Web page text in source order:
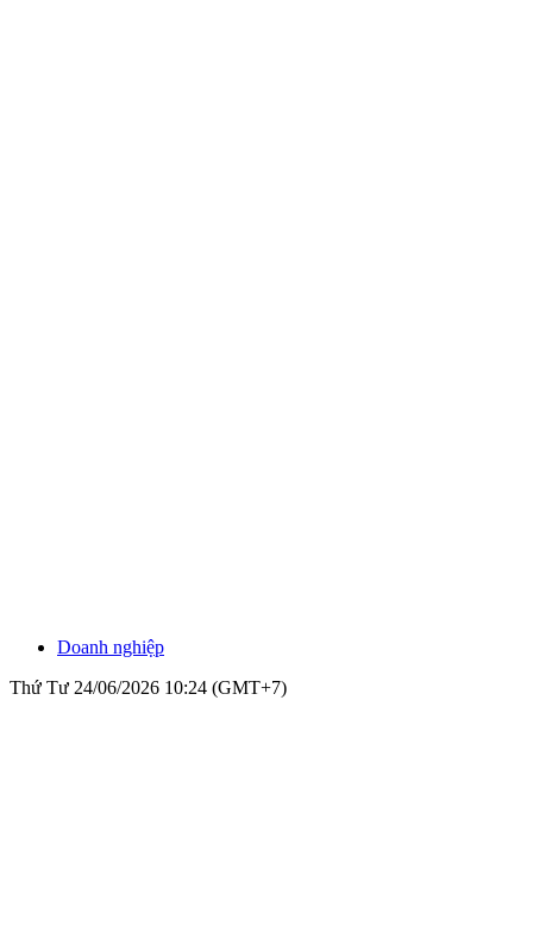
Doanh nghiệp
Thứ Tư 24/06/2026 10:24 (GMT+7)